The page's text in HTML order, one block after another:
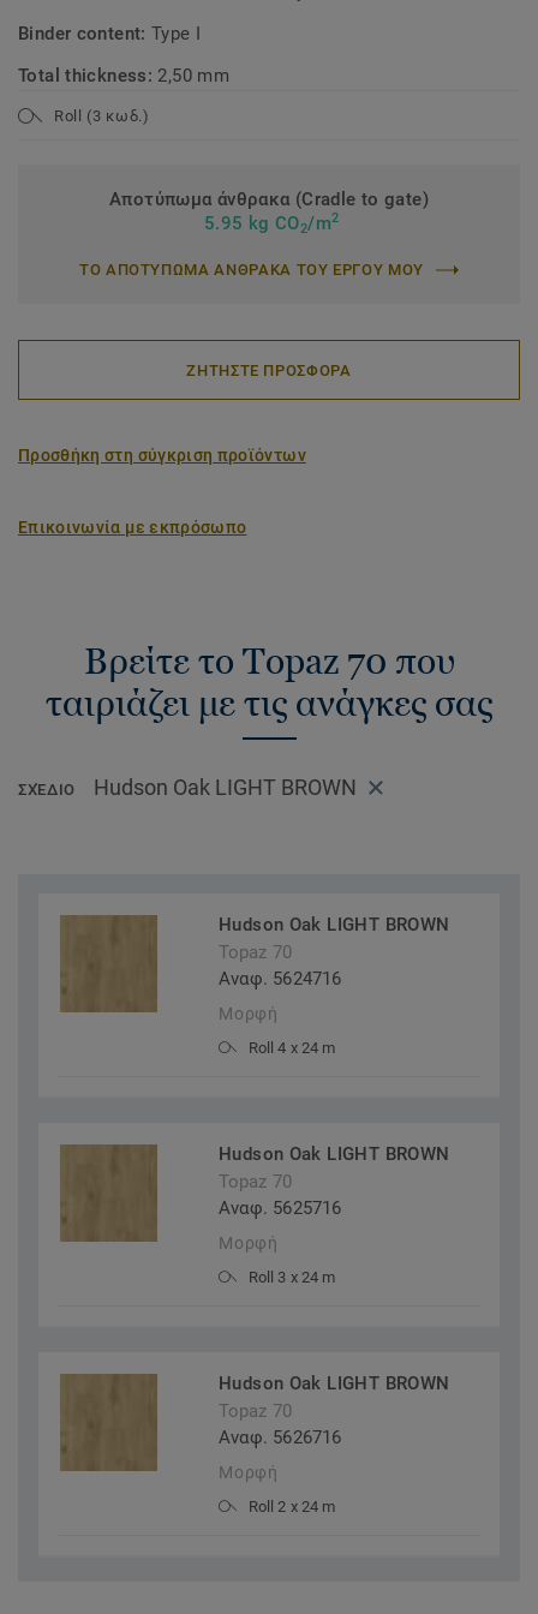
Binder content:Type I
Total thickness: 2,50 mm
Roll (3 κωδ.)
Αποτύπωμα άνθρακα (Cradle to gate)
5.95 kg CO2/m2
ΤΟ ΑΠΟΤΥΠΩΜΑ ΑΝΘΡΑΚΑ ΤΟΥ ΕΡΓΟΥ ΜΟΥ
ΖΗΤΗΣΤΕ ΠΡΟΣΦΟΡΑ
Προσθήκη στη σύγκριση προϊόντων
Επικοινωνία με εκπρόσωπο
Βρείτε το Topaz 70 που
ταιριάζει με τις ανάγκες σας
ΣΧΈΔΙΟ Hudson Oak LIGHT BROWN
Hudson Oak LIGHT BROWN
Topaz 70
Αναφ. 5624716
Μορφή
Roll 4 x 24 m
Hudson Oak LIGHT BROWN
Topaz 70
Αναφ. 5625716
Μορφή
Roll 3 x 24 m
Hudson Oak LIGHT BROWN
Topaz 70
Αναφ. 5626716
Μορφή
Roll 2 x 24 m